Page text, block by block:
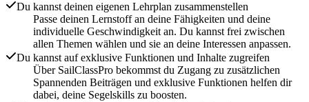
Du kannst deinen eigenen Lehrplan zusammenstellen
Passe deinen Lernstoff an deine Fähigkeiten und deine
individuelle Geschwindigkeit an. Du kannst frei zwischen
allen Themen wählen und sie an deine Interessen anpassen.
Du kannst auf exklusive Funktionen und Inhalte zugreifen
Über SailClassPro bekommst du Zugang zu zusätzlichen
Spannenden Beiträgen und exklusive Funktionen helfen dir
dabei, deine Segelskills zu boosten.